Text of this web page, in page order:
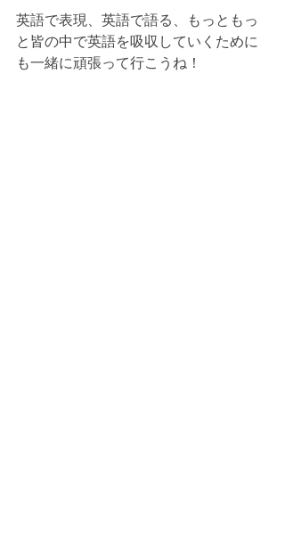
英語で表現、英語で語る、もっともっ
と皆の中で英語を吸収していくために
も一緒に頑張って行こうね！